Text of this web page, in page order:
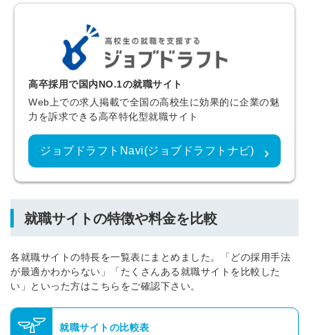
高卒採用で国内NO.1の就職サイト
Web上での求人掲載で全国の高校生に効果的に企業の魅
力を訴求できる高卒特化型就職サイト
ジョブドラフトNavi(ジョブドラフトナビ)
就職サイトの特徴や料金を比較
各就職サイトの特長を一覧表にまとめました。「どの採用手法
が最適かわからない」「たくさんある就職サイトを比較した
い」といった方はこちらをご確認下さい。
就職サイトの比較表